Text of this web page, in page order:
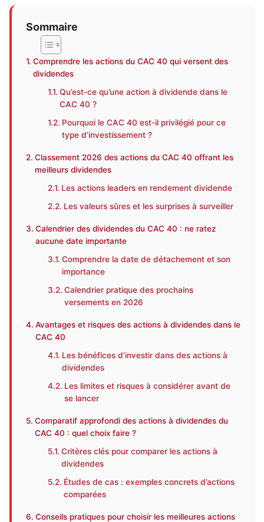
Sommaire
Comprendre les actions du CAC 40 qui versent des
dividendes
Qu’est-ce qu’une action à dividende dans le
CAC 40 ?
Pourquoi le CAC 40 est-il privilégié pour ce
type d’investissement ?
Classement 2026 des actions du CAC 40 offrant les
meilleurs dividendes
Les actions leaders en rendement dividende
Les valeurs sûres et les surprises à surveiller
Calendrier des dividendes du CAC 40 : ne ratez
aucune date importante
Comprendre la date de détachement et son
importance
Calendrier pratique des prochains
versements en 2026
Avantages et risques des actions à dividendes dans le
CAC 40
Les bénéfices d’investir dans des actions à
dividendes
Les limites et risques à considérer avant de
se lancer
Comparatif approfondi des actions à dividendes du
CAC 40 : quel choix faire ?
Critères clés pour comparer les actions à
dividendes
Études de cas : exemples concrets d’actions
comparées
Conseils pratiques pour choisir les meilleures actions